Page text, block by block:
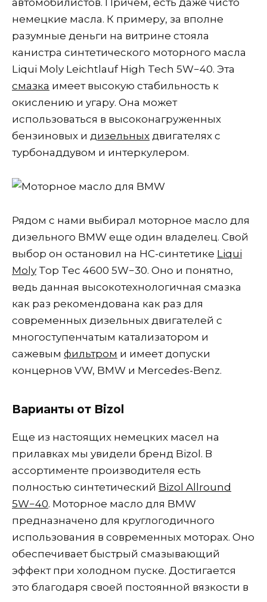
автомобилистов. Причем, есть даже чисто
немецкие масла. К примеру, за вполне
разумные деньги на витрине стояла
канистра синтетического моторного масла
Liqui Moly Leichtlauf High Tech 5W−40. Эта
смазка имеет высокую стабильность к
окислению и угару. Она может
использоваться в высоконагруженных
бензиновых и дизельных двигателях с
турбонаддувом и интеркулером.
Рядом с нами выбирал моторное масло для
дизельного BMW еще один владелец. Свой
выбор он остановил на НС-синтетике Liqui
Moly Top Tec 4600 5W−30. Оно и понятно,
ведь данная высокотехнологичная смазка
как раз рекомендована как раз для
современных дизельных двигателей с
многоступенчатым катализатором и
сажевым фильтром и имеет допуски
концернов VW, BMW и Mercedes-Benz.
Варианты от Bizol
Еще из настоящих немецких масел на
прилавках мы увидели бренд Bizol. В
ассортименте производителя есть
полностью синтетический Bizol Allround
5W−40. Моторное масло для BMW
предназначено для круглогодичного
использования в современных моторах. Оно
обеспечивает быстрый смазывающий
эффект при холодном пуске. Достигается
это благодаря своей постоянной вязкости в